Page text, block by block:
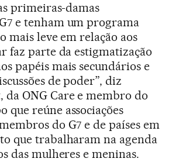
primeiras-damas
e tenham um programa
mais leve em relação aos
faz parte da estigmatização
papéis mais secundários e
de poder”, diz
da ONG Care e membro do
que reúne associações
do G7 e de países em
que trabalharam na agenda
das mulheres e meninas.